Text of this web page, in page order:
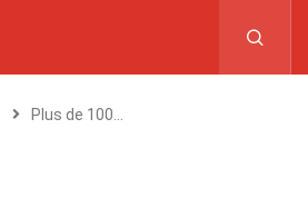
Plus de 100…